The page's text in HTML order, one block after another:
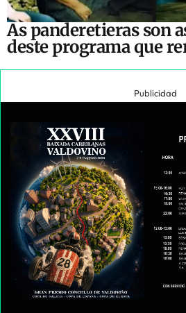
As panderetieras son
deste programa que
Publicidad